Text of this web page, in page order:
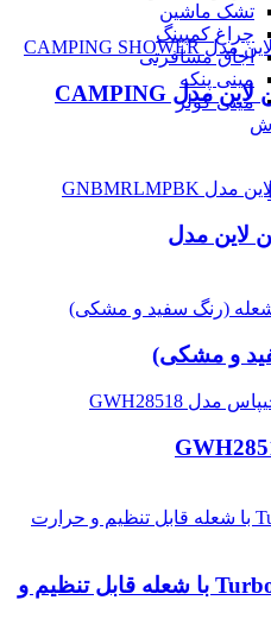
تشک ماشین
چراغ کمپینگ
اجاق مسافرتی
مینی پنکه
مینی کولر دوش شارژی مخزن دار گرین لاین مدل CAMPING
لاین مدل
و مشکی)
فندک چرخشی پرودو TurboFlare با شعله قابل تنظیم و